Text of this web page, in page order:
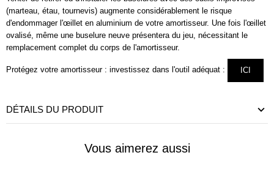
(marteau, étau, tournevis) augmente considérablement le risque
d'endommager l'œillet en aluminium de votre amortisseur. Une fois l'œillet
ovalisé, même une buselure neuve présentera du jeu, nécessitant le
remplacement complet du corps de l'amortisseur.
Protégez votre amortisseur : investissez dans l'outil adéquat : ICI
DÉTAILS DU PRODUIT
Vous aimerez aussi